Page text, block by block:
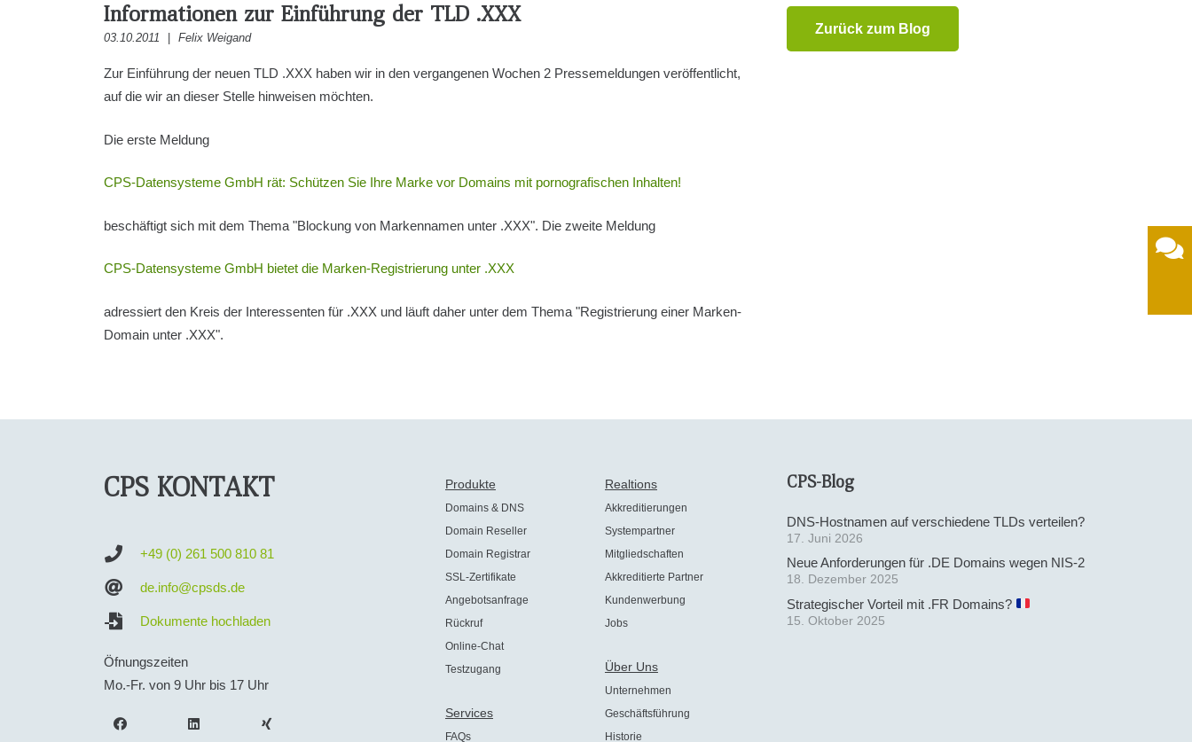
Informationen zur Einführung der TLD .XXX
03.10.2011 Felix Weigand
Zur Einführung der neuen TLD .XXX haben wir in den vergangenen Wochen 2 Pressemeldungen veröffentlicht,
auf die wir an dieser Stelle hinweisen möchten.
Die erste Meldung
CPS-Datensysteme GmbH rät: Schützen Sie Ihre Marke vor Domains mit pornografischen Inhalten!
beschäftigt sich mit dem Thema "Blockung von Markennamen unter .XXX". Die zweite Meldung
CPS-Datensysteme GmbH bietet die Marken-Registrierung unter .XXX
adressiert den Kreis der Interessenten für .XXX und läuft daher unter dem Thema "Registrierung einer Marken-
Domain unter .XXX".
Zurück zum Blog
CPS KONTAKT
+49 (0) 261 500 810 81
de.info@cpsds.de
Dokumente hochladen
Öfnungszeiten
Mo.-Fr. von 9 Uhr bis 17 Uhr
Produkte
Domains & DNS
Domain Reseller
Domain Registrar
SSL-Zertifikate
Angebotsanfrage
Rückruf
Online-Chat
Testzugang
Services
FAQs
Realtions
Akkreditierungen
Systempartner
Mitgliedschaften
Akkreditierte Partner
Kundenwerbung
Jobs
Über Uns
Unternehmen
Geschäftsführung
Historie
CPS-Blog
DNS-Hostnamen auf verschiedene TLDs verteilen?
17. Juni 2026
Neue Anforderungen für .DE Domains wegen NIS-2
18. Dezember 2025
Strategischer Vorteil mit .FR Domains?
15. Oktober 2025